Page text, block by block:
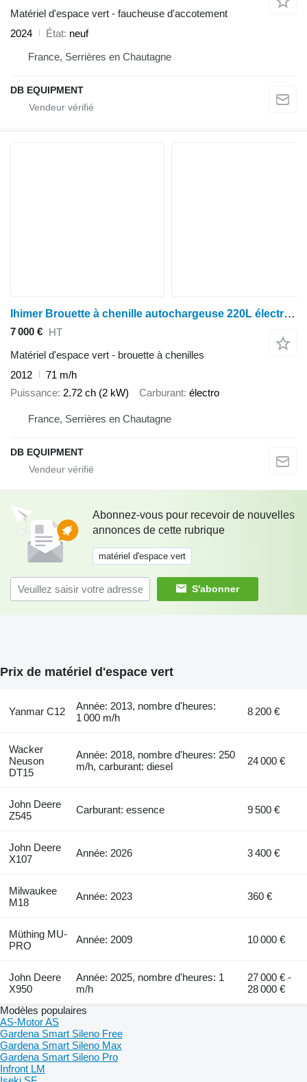
Matériel d'espace vert - faucheuse d'accotement
2024
État neuf
France, Serrières en Chautagne
DB EQUIPMENT
Ihimer Brouette à chenille autochargeuse 220L électrique à batterie
7 000 € HT
Matériel d'espace vert - brouette à chenilles
2012
71 m/h
Puissance 2.72 ch (2 kW) Carburant électro
France, Serrières en Chautagne
DB EQUIPMENT
Abonnez-vous pour recevoir de nouvelles
annonces de cette rubrique
matériel d'espace vert
S'abonner
Prix de matériel d'espace vert
Yanmar C12
Année: 2013, nombre d'heures:
1 000 m/h
8 200 €
Wacker
Neuson
DT15
Année: 2018, nombre d'heures: 250
m/h, carburant: diesel
24 000 €
John Deere
Z545
Carburant: essence 9 500 €
John Deere
X107
Année: 2026 3 400 €
Milwaukee
M18
Année: 2023 360 €
Müthing MU-
PRO
Année: 2009 10 000 €
John Deere
X950
Année: 2025, nombre d'heures: 1
m/h
27 000 € -
28 000 €
Modèles populaires
AS-Motor AS
Gardena Smart Sileno Free
Gardena Smart Sileno Max
Gardena Smart Sileno Pro
Infront LM